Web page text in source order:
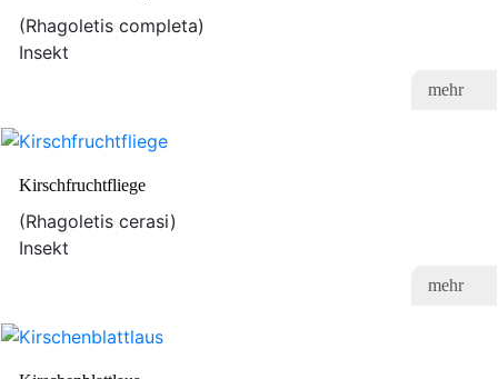
(Rhagoletis completa)
Insekt
mehr
Kirschfruchtfliege
(Rhagoletis cerasi)
Insekt
mehr